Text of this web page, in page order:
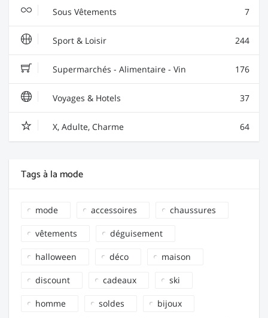
Sous Vêtements 7
Sport & Loisir 244
Supermarchés - Alimentaire - Vin 176
Voyages & Hotels 37
X, Adulte, Charme 64
Tags à la mode
mode accessoires chaussures
vêtements déguisement
halloween déco maison
discount cadeaux ski
homme soldes bijoux